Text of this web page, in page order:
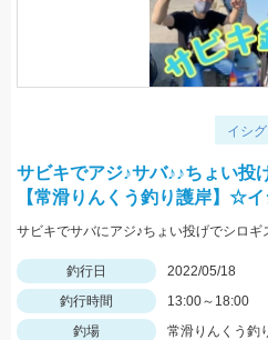
イシ
サビキでアジ♪サバ♪♪ちょい投
【常滑りんくう釣り護岸】☆
釣行日
2022/05/18
釣行時間
13:00～18:00
釣場
常滑りんくう釣